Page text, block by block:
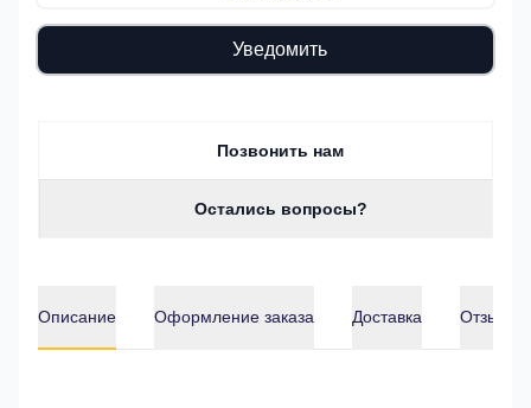
Уведомить
Позвонить нам
Остались вопросы?
Описание Оформление заказа Доставка Отзывы